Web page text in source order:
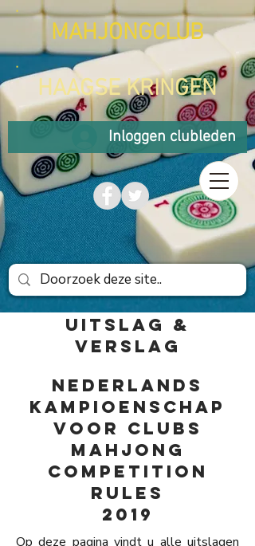
MAHJONGCLUB
HAAGSE KRINGEN
Inloggen clubleden
UITSLAG &
VERSLAG
NEDERLANDS
KAMPIOENSCHAP
VOOR CLUBS
MAHJONG
COMPETITION
RULES
2019
Op deze pagina vindt u alle uitslagen